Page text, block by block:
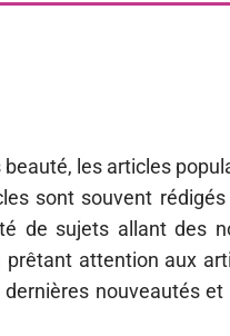
les articles
sont souvent
de sujets allant des
prêtant attention aux
nouveautés et